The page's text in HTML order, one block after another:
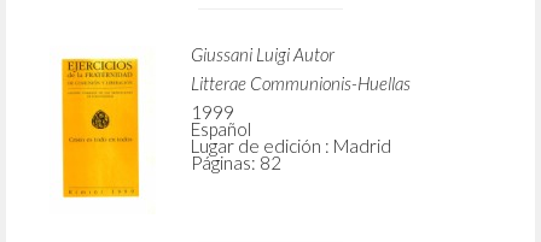
Giussani Luigi Autor
Litterae Communionis-Huellas
1999
Español
Lugar de edición : Madrid
Páginas: 82